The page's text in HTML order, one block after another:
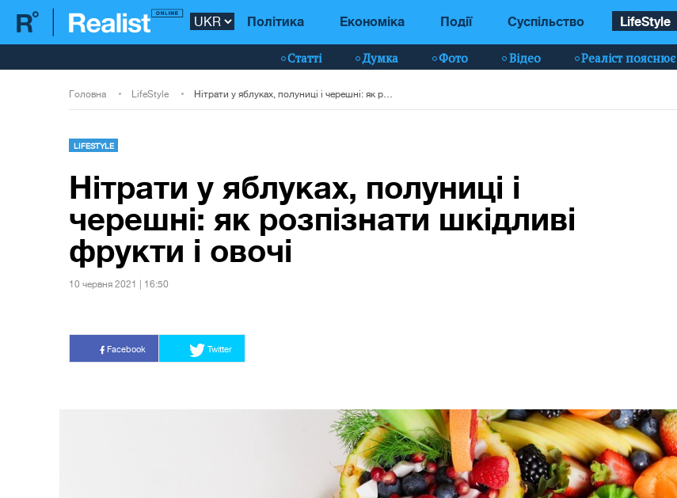
Політика Економіка Події Суспільство LifeStyle
Статті Думка Фото Відео Реаліст пояснює
Головна LifeStyle
LIFESTYLE
Нітрати у яблуках, полуниці і
черешні: як розпізнати шкідливі
фрукти і овочі
10 червня 2021 | 16:50
Facebook Twitter